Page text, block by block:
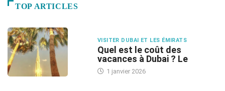
TOP ARTICLES
VISITER DUBAI ET LES ÉMIRATS
Quel est le coût des
vacances à Dubai ? Le
1 janvier 2026